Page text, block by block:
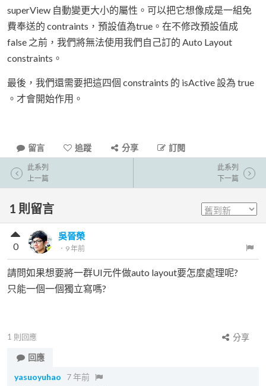
superView 自動變更大小的屬性。可以把它想像成是一組免
費奉送的 contraints，預設值為true。在不修改預設值成
false 之前，我們將無法使用我們自己訂的 Auto Layout
constraints。
最後，我們還需要把這四個 constraints 的 isActive 設為 true
。才會開始作用。
留言 追蹤 分享 訂閱
此系列
上一篇
此系列
下一篇
1 則留言
吳晉榮
． 9 年前
0
請問如果想要將一群UI元件做auto layout要怎麼處理呢?
只能一個一個獨立寫嗎?
1 則回應
分享
回應
yasuoyuhao
7 年前